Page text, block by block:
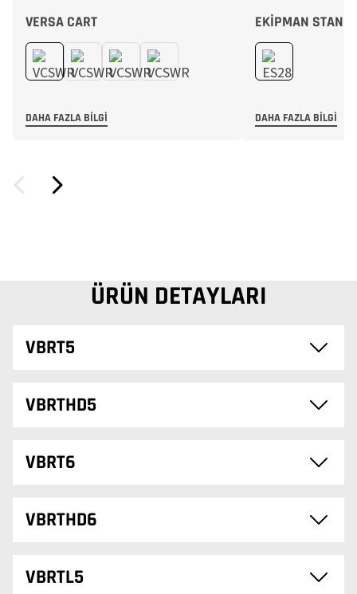
VERSA CART
DAHA FAZLA BILGI
EKIPMAN STANDI
DAHA FAZLA BILGI
ÜRÜN DETAYLARI
VBRT5
VBRTHD5
VBRT6
VBRTHD6
VBRTL5